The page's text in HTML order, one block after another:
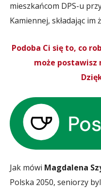
mieszkańcom DPS-u
Kamiennej, składając im
Podoba Ci się to, co
może postawisz
Jak mówi Magdalena
Polska 2050, seniorzy